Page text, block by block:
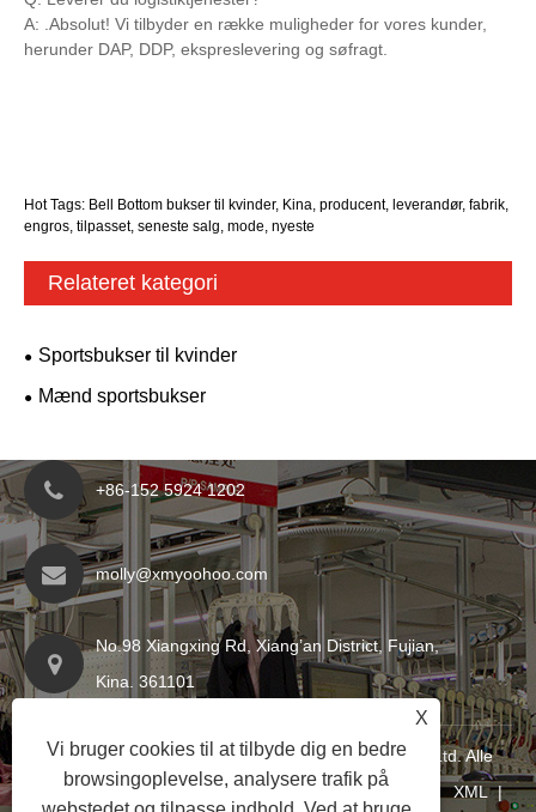
A: .Absolut! Vi tilbyder en række muligheder for vores kunder,
herunder DAP, DDP, ekspreslevering og søfragt.
Hot Tags: Bell Bottom bukser til kvinder, Kina, producent, leverandør, fabrik,
engros, tilpasset, seneste salg, mode, nyeste
Relateret kategori
Sportsbukser til kvinder
Mænd sportsbukser
+86-152 5924 1202
molly@xmyoohoo.com
No.98 Xiangxing Rd, Xiang’an District, Fujian,
Kina. 361101
Copyright © 2024 Xiamen Evaricky Trading Co., Ltd. Alle
rettigheder forbeholdt Links|Sitemap| |XML|
X
Vi bruger cookies til at tilbyde dig en bedre
browsingoplevelse, analysere trafik på